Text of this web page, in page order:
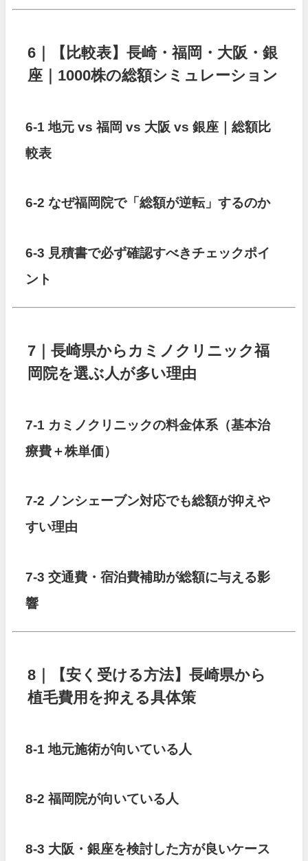
6｜【比較表】長崎・福岡・大阪・銀
座｜1000株の総額シミュレーション
6-1 地元 vs 福岡 vs 大阪 vs 銀座｜総額比
較表
6-2 なぜ福岡院で「総額が逆転」するのか
6-3 見積書で必ず確認すべきチェックポイ
ント
7｜長崎県からカミノクリニック福
岡院を選ぶ人が多い理由
7-1 カミノクリニックの料金体系（基本治
療費＋株単価）
7-2 ノンシェーブン対応でも総額が抑えや
すい理由
7-3 交通費・宿泊費補助が総額に与える影
響
8｜【安く受ける方法】長崎県から
植毛費用を抑える具体策
8-1 地元施術が向いている人
8-2 福岡院が向いている人
8-3 大阪・銀座を検討した方が良いケース